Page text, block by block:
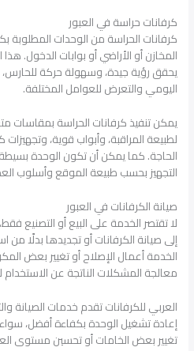
كرفانات حراسة في العبور
كرفانات الحراسة من الوحدات المطلوبة
المخازن أو الأراضي أو بوابات الدخول.
يحقق رؤية جيدة، وسهولة حركة
اليومي والتعرض للعوامل المختلفة.
يمكن تنفيذ كرفانات الحراسة بمقاسات
لطبيعة المراقبة، وأبواب قوية،
الحاجة. كما يمكن أن تكون الوحدة
التجهيز بحسب طبيعة الموقع وأسلوب
صيانة الكرفانات في العبور
لا تقتصر الخدمة على البيع أو التصنيع
إلى صيانة الكرفانات أو تجديدها بدلًا
الخدمة أعمال الإصلاح أو تغيير بعض
معالجة المشكلات الناتجة عن الاستخدام
العربي للكرفانات تقدم خدمات الصيانة
إعادة تشغيل الوحدة بكفاءة أفضل،
تغيير بعض الخامات أو تحسين مستوى